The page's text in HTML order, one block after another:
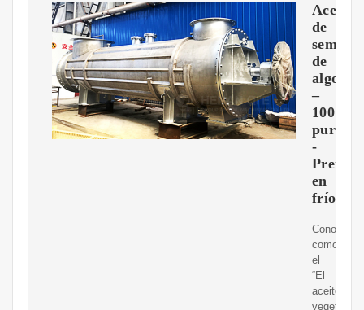
Aceite
de
semillas
de
algodón
–
100%
puro
-
en
frío
Conocido
como
el
“El
aceite
vegetal